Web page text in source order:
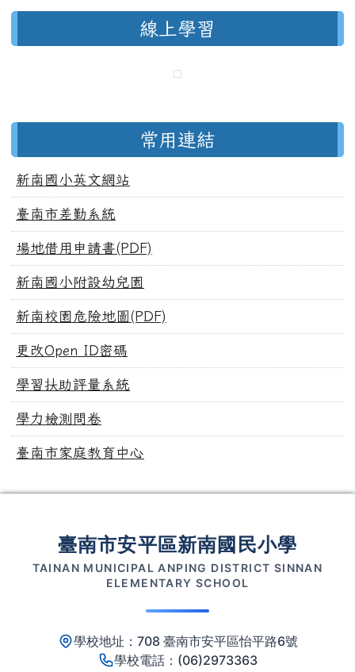
線上學習
常用連結
新南國小英文網站
臺南市差勤系統
場地借用申請書(PDF)
新南國小附設幼兒園
新南校園危險地圖(PDF)
更改Open ID密碼
學習扶助評量系統
學力檢測問卷
臺南市家庭教育中心
臺南市安平區新南國民小學
TAINAN MUNICIPAL ANPING DISTRICT SINNAN
ELEMENTARY SCHOOL
學校地址：708 臺南市安平區怡平路6號
學校電話：(06)2973363